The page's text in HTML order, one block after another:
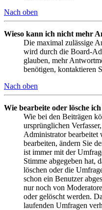
Nach oben
Wieso kann ich nicht mehr
Die maximal zulässige
wird durch die Board-
glauben, mehr
benötigen, kontaktieren
Nach oben
Wie bearbeite oder lösche
Wie bei den Beiträgen
ursprünglichen
Administrator bearbeitet
bearbeiten, ändern Sie
ist immer mit der
Stimme abgegeben hat,
löschen oder die
schon ein Benutzer
nur noch von
oder gelöscht werden.
laufenden Umfragen